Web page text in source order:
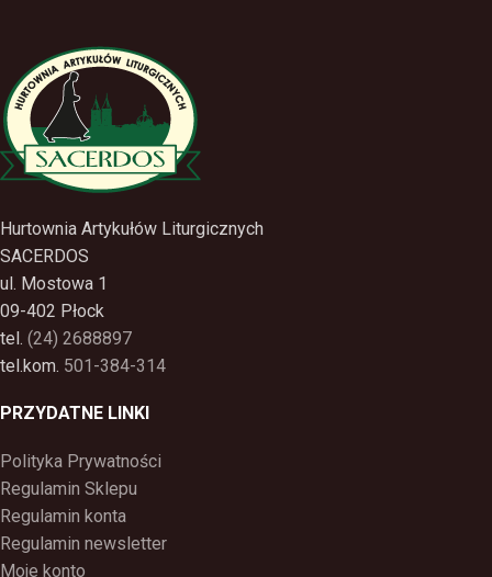
Hurtownia Artykułów Liturgicznych
SACERDOS
ul. Mostowa 1
09-402 Płock
tel. (24) 2688897
tel.kom. 501-384-314
PRZYDATNE LINKI
Polityka Prywatności
Regulamin Sklepu
Regulamin konta
Regulamin newsletter
Moje konto